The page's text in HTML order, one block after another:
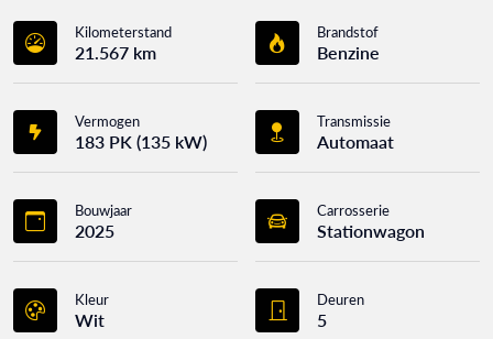
Kilometerstand
21.567 km
Brandstof
Benzine
Vermogen
183 PK (135 kW)
Transmissie
Automaat
Bouwjaar
2025
Carrosserie
Stationwagon
Kleur
Wit
Deuren
5